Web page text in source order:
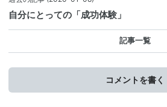
自分にとっての「成功体験」
記事一覧
コメントを書く